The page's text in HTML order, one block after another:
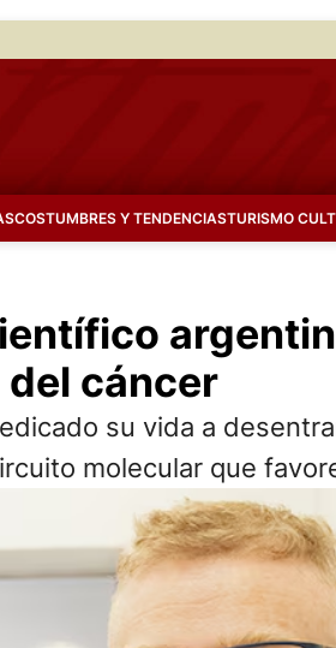
COSTUMBRES Y TENDENCIASTURISMO
cáncer
su vida a
molecular que